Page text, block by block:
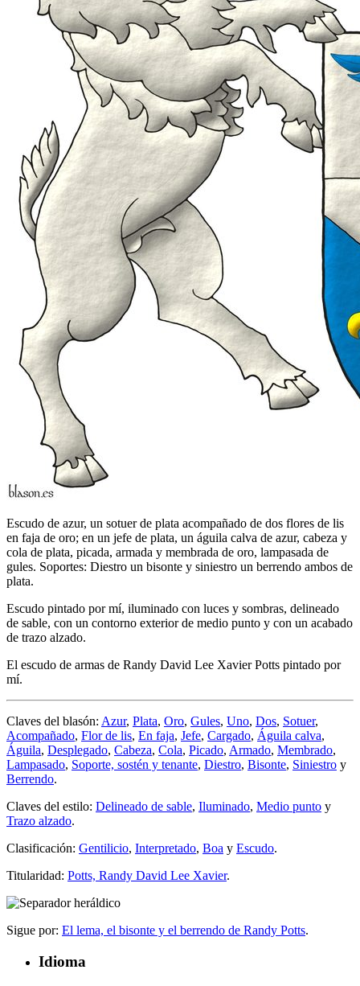
Escudo de azur, un sotuer de plata acompañado de dos flores de lis
en faja de oro; en un jefe de plata, un águila calva de azur, cabeza y
cola de plata, picada, armada y membrada de oro, lampasada de
gules. Soportes: Diestro un bisonte y siniestro un berrendo ambos de
plata.
Escudo pintado por mí, iluminado con luces y sombras, delineado
de sable, con un contorno exterior de medio punto y con un acabado
de trazo alzado.
El escudo de armas de Randy David Lee Xavier Potts pintado por
mí.
Claves del blasón: Azur, Plata, Oro, Gules, Uno, Dos, Sotuer,
Acompañado, Flor de lis, En faja, Jefe, Cargado, Águila calva,
Águila, Desplegado, Cabeza, Cola, Picado, Armado, Membrado,
Lampasado, Soporte, sostén y tenante, Diestro, Bisonte, Siniestro y
Berrendo.
Claves del estilo: Delineado de sable, Iluminado, Medio punto y
Trazo alzado.
Clasificación: Gentilicio, Interpretado, Boa y Escudo.
Titularidad: Potts, Randy David Lee Xavier.
Sigue por: El lema, el bisonte y el berrendo de Randy Potts.
Idioma